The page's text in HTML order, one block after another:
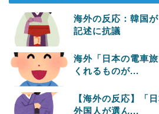
海外の反応：韓国
記述に抗議
海外「日本の電車
くれるものが...
【海外の反応】「
外国人が選ん...